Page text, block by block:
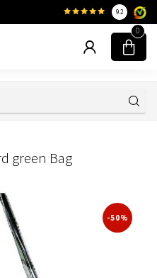
Familiebedrijf sinds
9.2
0
green Bag
-50%